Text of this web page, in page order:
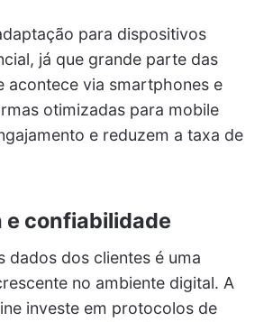
para dispositivos
já que grande parte das
acontece via smartphones e
otimizadas para mobile
e reduzem a taxa de
e confiabilidade
dados dos clientes é uma
no ambiente digital. A
investe em protocolos de